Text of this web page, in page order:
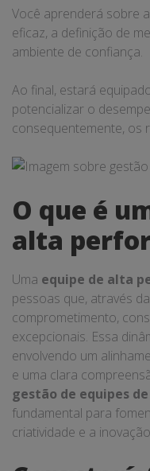
Você aprenderá sobre
eficaz, a definição de
ambiente de confiança.
Ao final, estará
potencializar o
consequentemente, os
O que é
alta
Uma equipe de alta
pessoas que, através
comprometimento,
excepcionais. Essa
envolvendo um
e uma clara
gestão de equipes
fundamental para
criatividade e a